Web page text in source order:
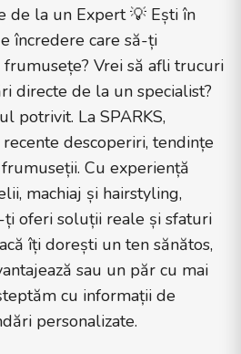
de la un Expert 💡 Ești în
încredere care să-ți
Vrei să afli trucuri
directe de la un specialist?
potrivit. La SPARKS,
descoperiri, tendințe
Cu experiență
machiaj și hairstyling,
oferi soluții reale și sfaturi
îți dorești un ten sănătos,
sau un păr cu mai
cu informații de
personalizate.